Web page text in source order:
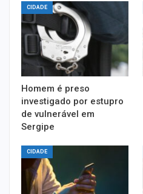
CIDADE
Homem é preso
investigado por estupro
de vulnerável em
Sergipe
CIDADE